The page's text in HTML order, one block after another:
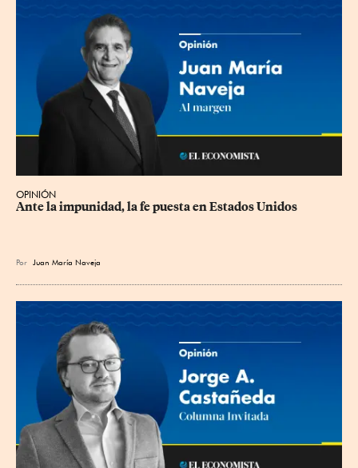
OPINIÓN
Ante la impunidad, la fe puesta en Estados Unidos
Por Juan María Naveja